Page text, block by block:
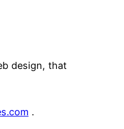
design, that
.